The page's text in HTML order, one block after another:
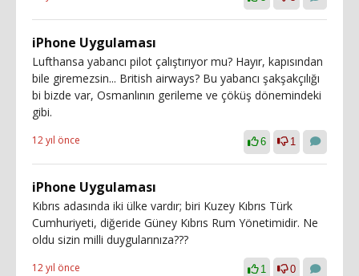
iPhone Uygulaması
Lufthansa yabancı pilot çalıştırıyor mu? Hayır, kapısından
bile giremezsin... British airways? Bu yabancı şakşakçılığı
bi bizde var, Osmanlının gerileme ve çöküş dönemindeki
gibi.
12 yıl önce 6 1
iPhone Uygulaması
Kıbrıs adasında iki ülke vardır; biri Kuzey Kıbrıs Türk
Cumhuriyeti, diğeride Güney Kıbrıs Rum Yönetimidir. Ne
oldu sizin milli duygularınıza???
12 yıl önce 1 0